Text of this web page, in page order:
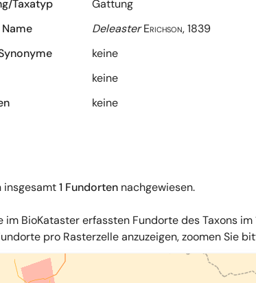
Taxatyp
Gattung
Deleaster Erichson, 1839
keine
keine
keine
insgesamt1 Fundorten nachgewiesen.
im BioKataster erfassten Fundorte des Taxons im
pro Rasterzelle anzuzeigen, zoomen Sie
,34u GmbH